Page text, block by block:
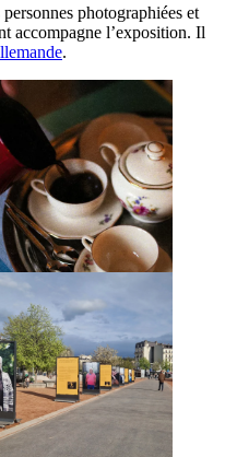
photographiées et
accompagne l’exposition. Il
.